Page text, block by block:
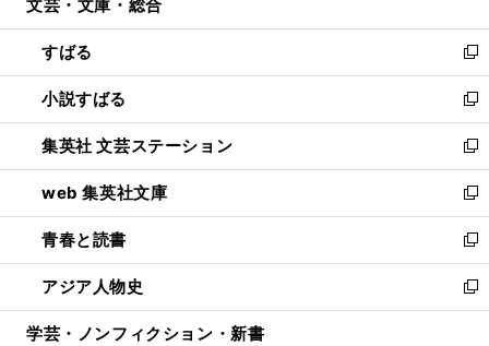
開
く
ウ
で
開
く
ン
ド
ウ
で
開
く
文芸・文庫・総合
すばる
新
し
い
ウ
ィ
ン
ド
ウ
で
開
く
小説すばる
新
し
い
ウ
ィ
ン
ド
ウ
で
開
集英社 文芸ステーション
新
し
い
ウ
ィ
ン
ド
ウ
web 集英社文庫
新
し
い
ウ
ィ
ン
青春と読書
新
し
い
ウ
アジア人物史
新
し
学芸・ノンフィクション・新書